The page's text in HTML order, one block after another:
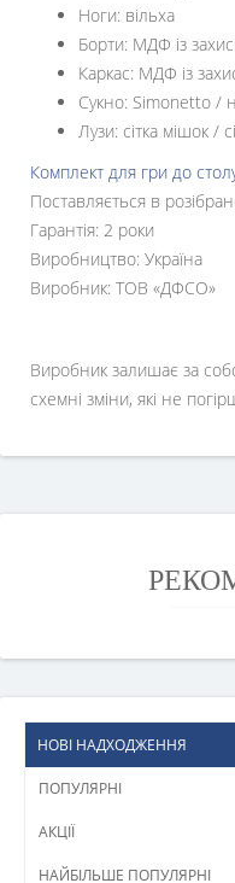
Ноги: вільха
Борти: МДФ із
Каркас: МДФ із
Сукно: Simonetto /
Лузи: сітка мішок /
Комплект для гри до
Поставляється в
Гарантія: 2 роки
Виробництво: Україна
Виробник: ТОВ «ДФСО»
Виробник залишає за
схемні зміни, які не
НОВІ НАДХОДЖЕННЯ
ПОПУЛЯРНІ
АКЦІЇ
НАЙБІЛЬШЕ ПОПУЛЯРНІ